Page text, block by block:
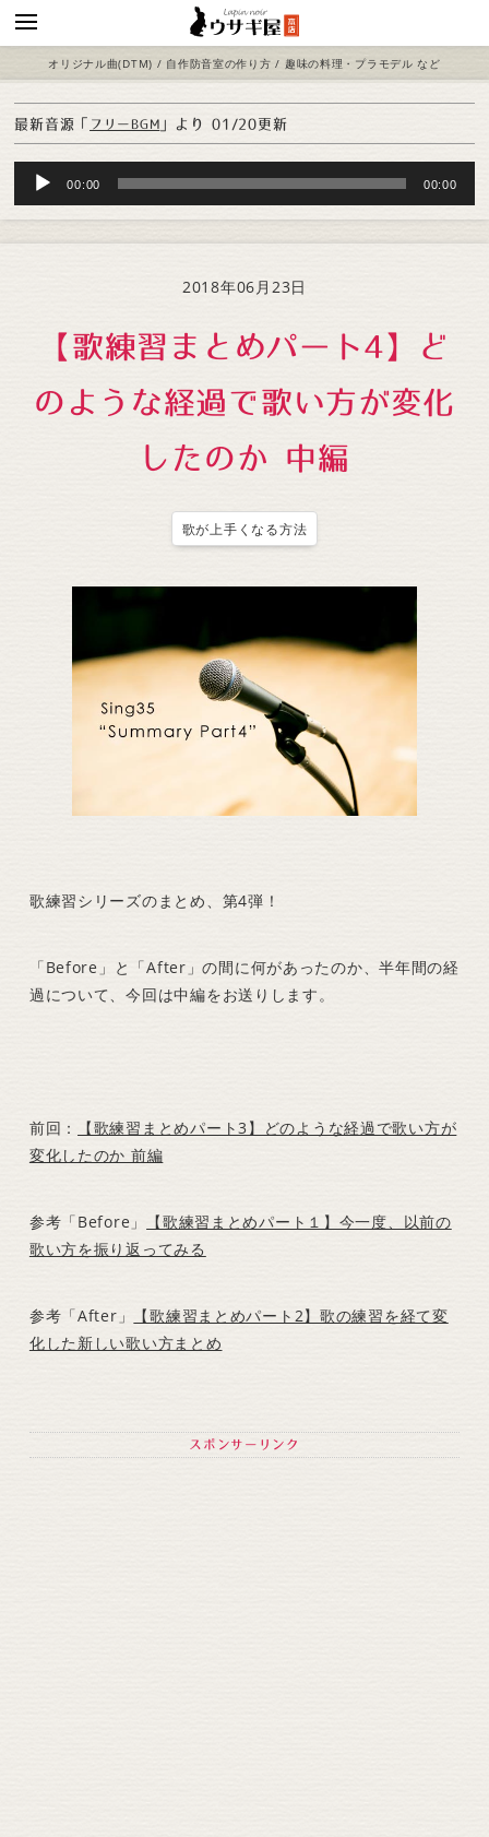
オリジナル曲(DTM) / 自作防音室の作り方 / 趣味の料理・プラモデル など
最新音源「 フリーBGM 」より 01/20更新
Audio
Player
00:00 00:00
2018年06月23日
【歌練習まとめパート4】ど
のような経過で歌い方が変化
したのか 中編
歌が上手くなる方法
歌練習シリーズのまとめ、第4弾！
「Before」と「After」の間に何があったのか、半年間の経
過について、今回は中編をお送りします。
前回：
【歌練習まとめパート3】どのような経過で歌い方が
変化したのか 前編
参考「Before」
【歌練習まとめパート１】今一度、以前の
歌い方を振り返ってみる
参考「After」
【歌練習まとめパート2】歌の練習を経て変
化した新しい歌い方まとめ
スポンサーリンク